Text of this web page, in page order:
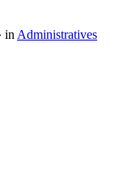
in Administratives